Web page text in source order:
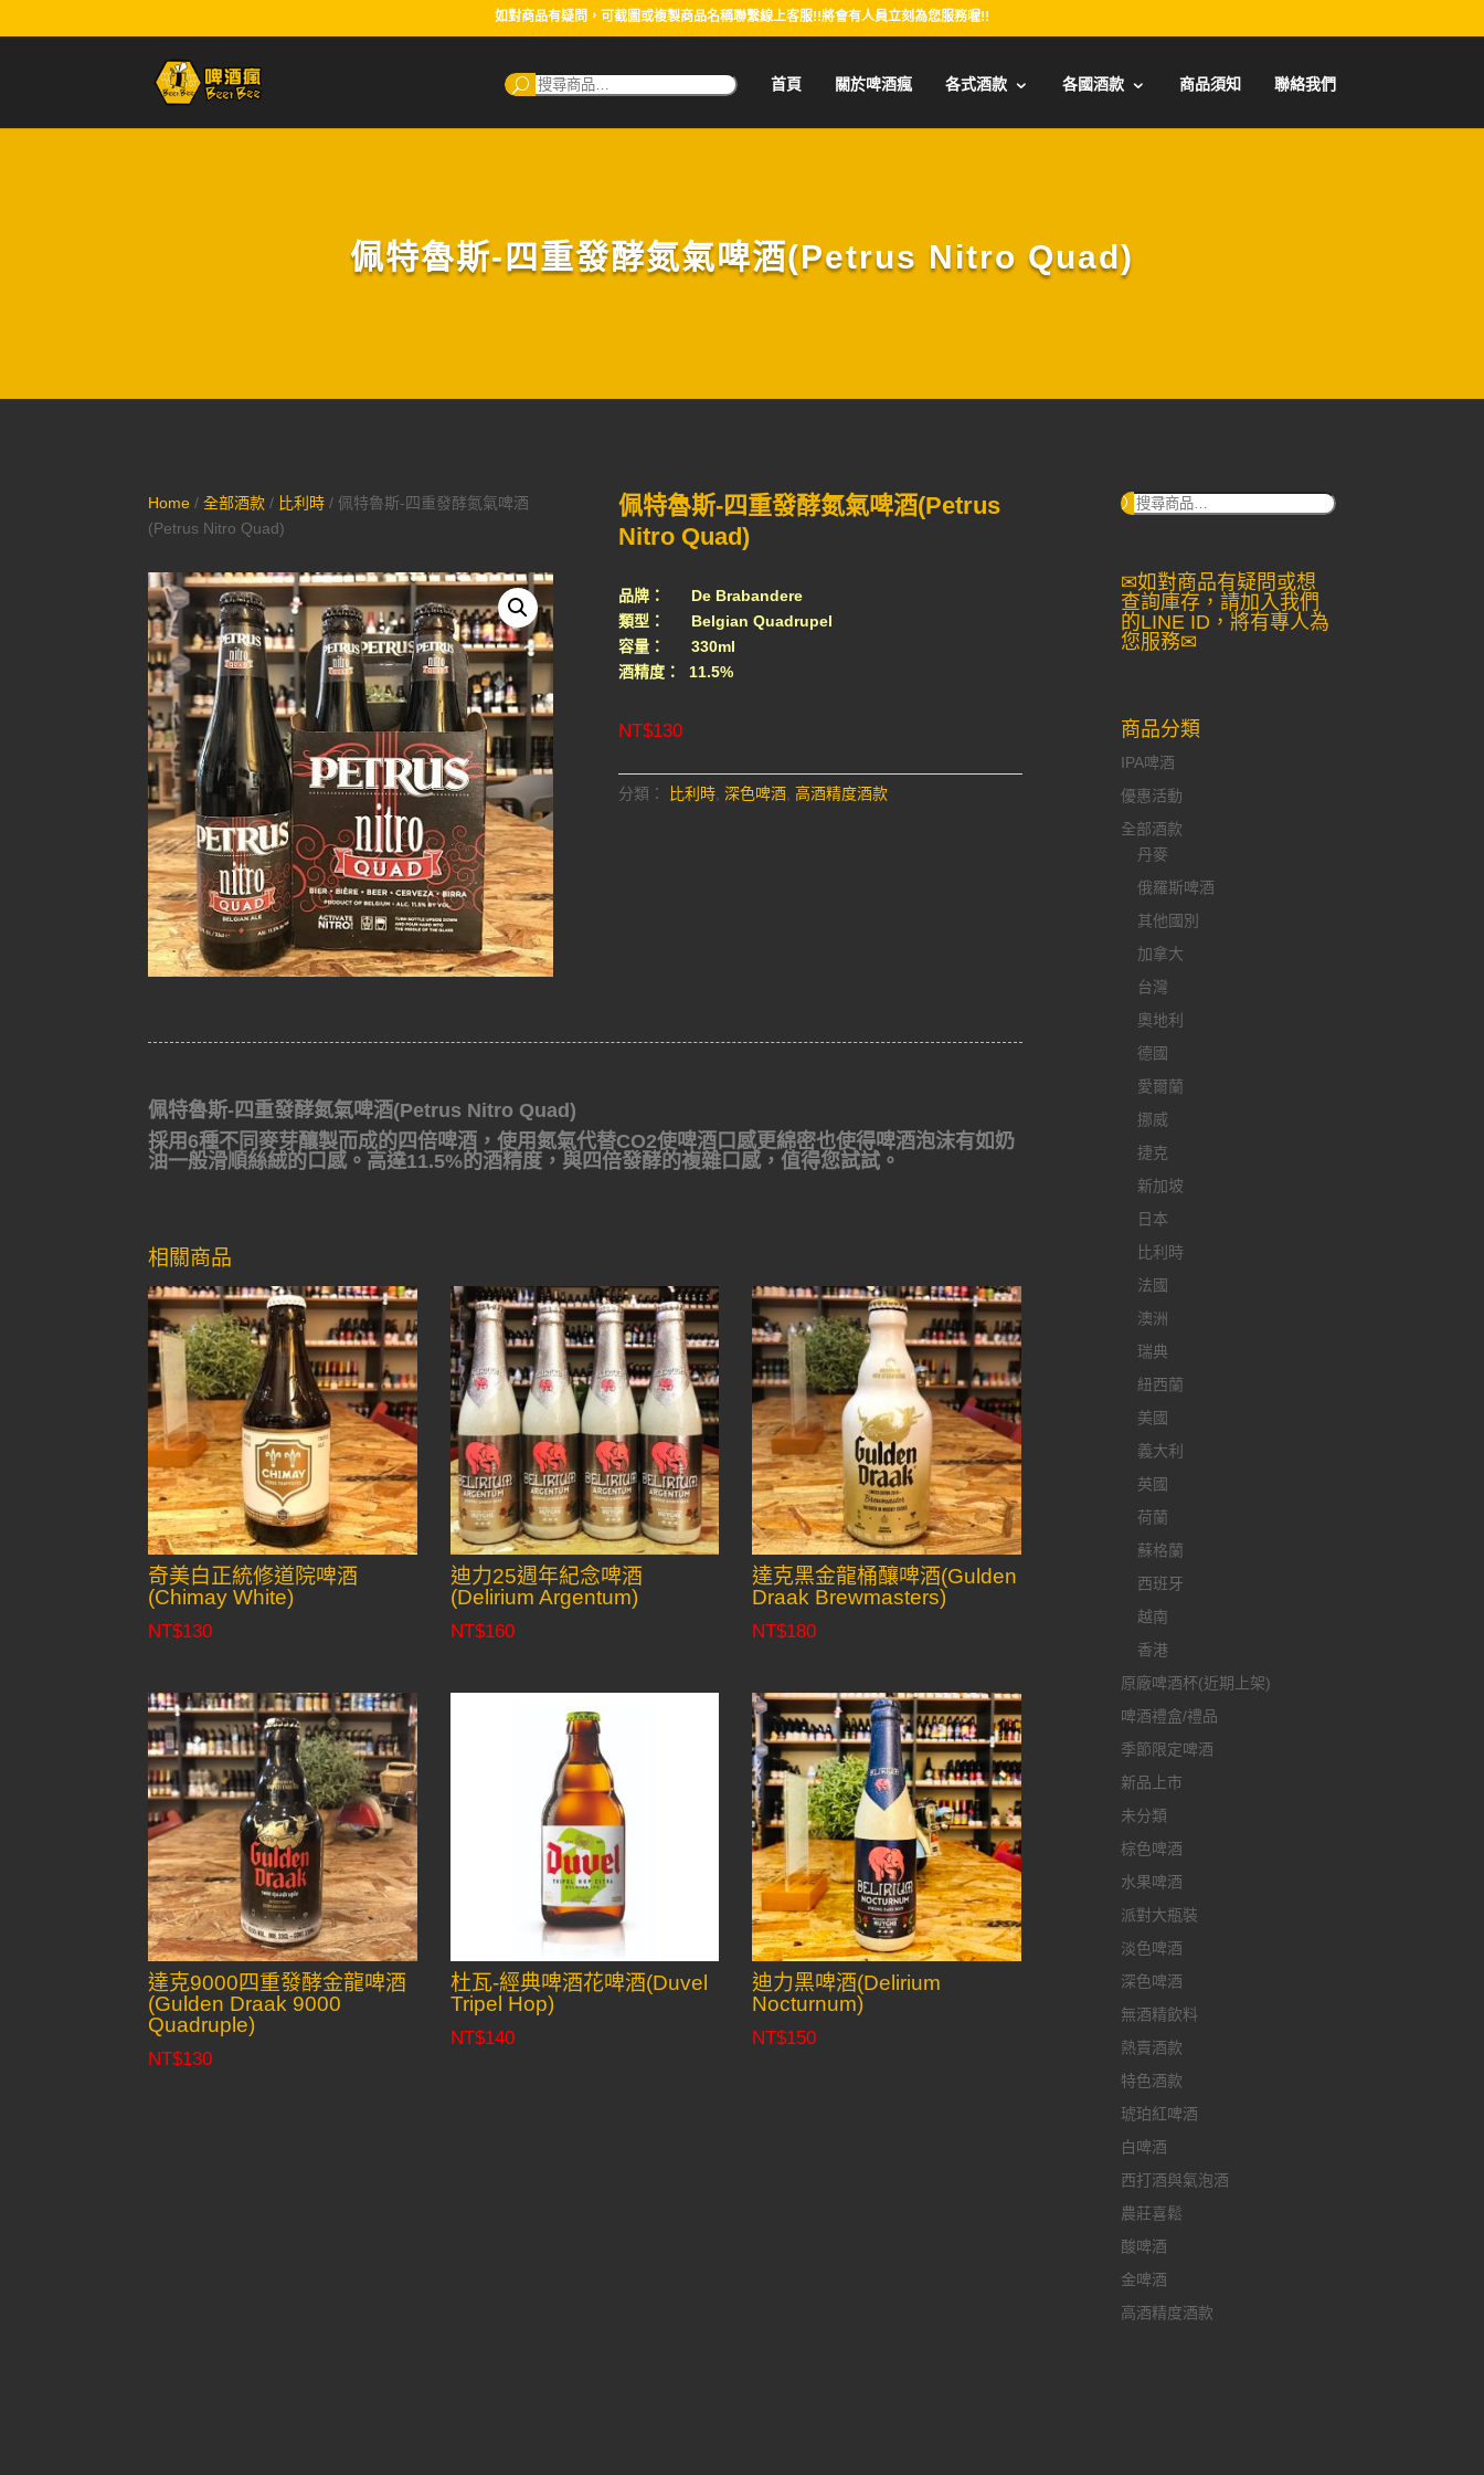
如對商品有疑問，可截圖或複製商品名稱聯繫線上客服!!將會有人員立刻為您服務喔!!
搜
尋：
首頁 關於啤酒瘋 各式酒款 各國酒款 商品須知 聯絡我們
佩特魯斯-四重發酵氮氣啤酒(Petrus Nitro Quad)
Home /全部酒款 / 比利時 / 佩特魯斯-四重發酵氮氣啤酒
(Petrus Nitro Quad)
佩特魯斯-四重發酵氮氣啤酒(Petrus
Nitro Quad)
品牌： De Brabandere
類型： Belgian Quadrupel
容量： 330ml
酒精度： 11.5%
NT$130
分類： 比利時, 深色啤酒, 高酒精度酒款
佩特魯斯-四重發酵氮氣啤酒(Petrus Nitro Quad)
採用6種不同麥芽釀製而成的四倍啤酒，使用氮氣代替CO2使啤酒口感更綿密也使得啤酒泡沫有如奶
油一般滑順絲絨的口感。高達11.5%的酒精度，與四倍發酵的複雜口感，值得您試試。
相關商品
奇美白正統修道院啤酒
(Chimay White)
NT$130
迪力25週年紀念啤酒
(Delirium Argentum)
NT$160
達克黑金龍桶釀啤酒(Gulden
Draak Brewmasters)
NT$180
達克9000四重發酵金龍啤酒
(Gulden Draak 9000
Quadruple)
NT$130
杜瓦-經典啤酒花啤酒(Duvel
Tripel Hop)
NT$140
迪力黑啤酒(Delirium
Nocturnum)
NT$150
搜
✉如對商品有疑問或想
查詢庫存，請加入我們
的LINE ID，將有專人為
您服務✉
商品分類
IPA啤酒
優惠活動
全部酒款
丹麥
俄羅斯啤酒
其他國別
加拿大
台灣
奧地利
德國
愛爾蘭
挪威
捷克
新加坡
日本
比利時
法國
澳洲
瑞典
紐西蘭
美國
義大利
英國
荷蘭
蘇格蘭
西班牙
越南
香港
原廠啤酒杯(近期上架)
啤酒禮盒/禮品
季節限定啤酒
新品上市
未分類
棕色啤酒
水果啤酒
派對大瓶裝
淡色啤酒
深色啤酒
無酒精飲料
熱賣酒款
特色酒款
琥珀紅啤酒
白啤酒
西打酒與氣泡酒
農莊喜鬆
酸啤酒
金啤酒
高酒精度酒款